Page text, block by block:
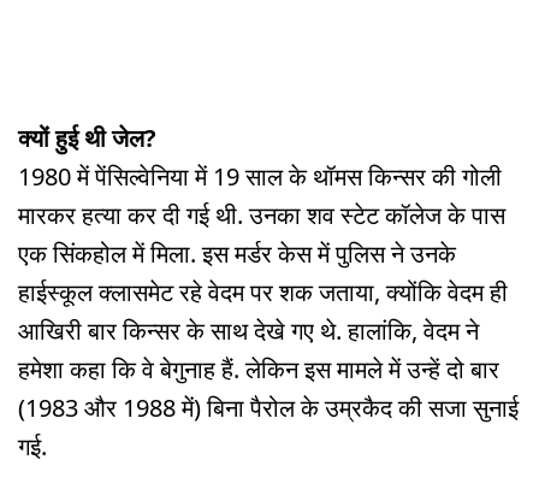
क्यों हुई थी जेल?
1980 में पेंसिल्वेनिया में 19 साल के थॉमस किन्सर की गोली
मारकर हत्या कर दी गई थी. उनका शव स्टेट कॉलेज के पास
एक सिंकहोल में मिला. इस मर्डर केस में पुलिस ने उनके
हाईस्कूल क्लासमेट रहे वेदम पर शक जताया, क्योंकि वेदम ही
आखिरी बार किन्सर के साथ देखे गए थे. हालांकि, वेदम ने
हमेशा कहा कि वे बेगुनाह हैं. लेकिन इस मामले में उन्हें दो बार
(1983 और 1988 में) बिना पैरोल के उम्रकैद की सजा सुनाई
गई.